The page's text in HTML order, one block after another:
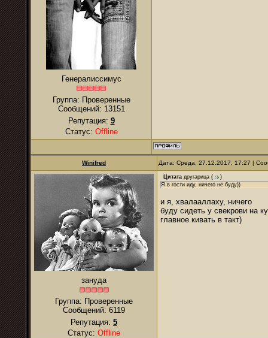
Генералиссимус
Группа: Проверенные
Сообщений: 13151
Репутация: 9
Статус: Offline
Winifred Дата: Среда, 27.12.2017, 17:27 |
зануда
Группа: Проверенные
Сообщений: 6119
Репутация: 5
Статус: Offline
Цитата другарица (
)
Я в гости иду, ничего не буду))
и я, хвалааллаху, ничего
буду сидеть у свекрови на
главное кивать в такт)